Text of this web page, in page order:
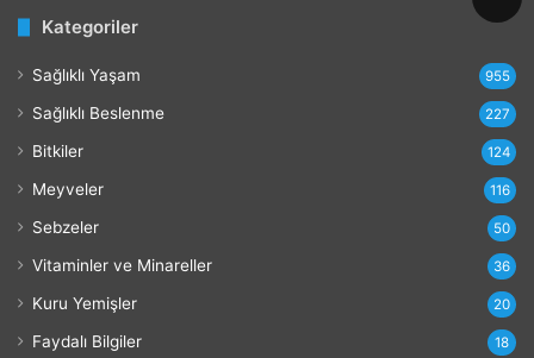
Kategoriler
Sağlıklı Yaşam 955
Sağlıklı Beslenme 227
Bitkiler 124
Meyveler 116
Sebzeler 50
Vitaminler ve Minareller 36
Kuru Yemişler 20
Faydalı Bilgiler 18